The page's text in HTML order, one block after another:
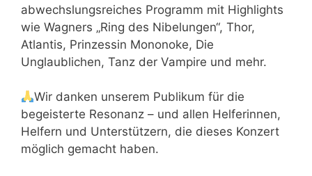
abwechslungsreiches Programm mit Highlights
wie Wagners „Ring des Nibelungen“, Thor,
Atlantis, Prinzessin Mononoke, Die
Unglaublichen, Tanz der Vampire und mehr.
Wir danken unserem Publikum für die
begeisterte Resonanz – und allen Helferinnen,
Helfern und Unterstützern, die dieses Konzert
möglich gemacht haben.